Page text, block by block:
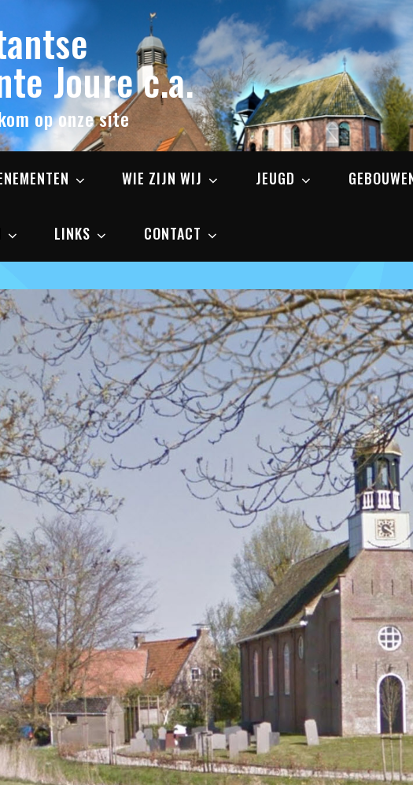
Joure c.a.
op onze site
WIE ZIJN WIJ JEUGD
LINKS CONTACT